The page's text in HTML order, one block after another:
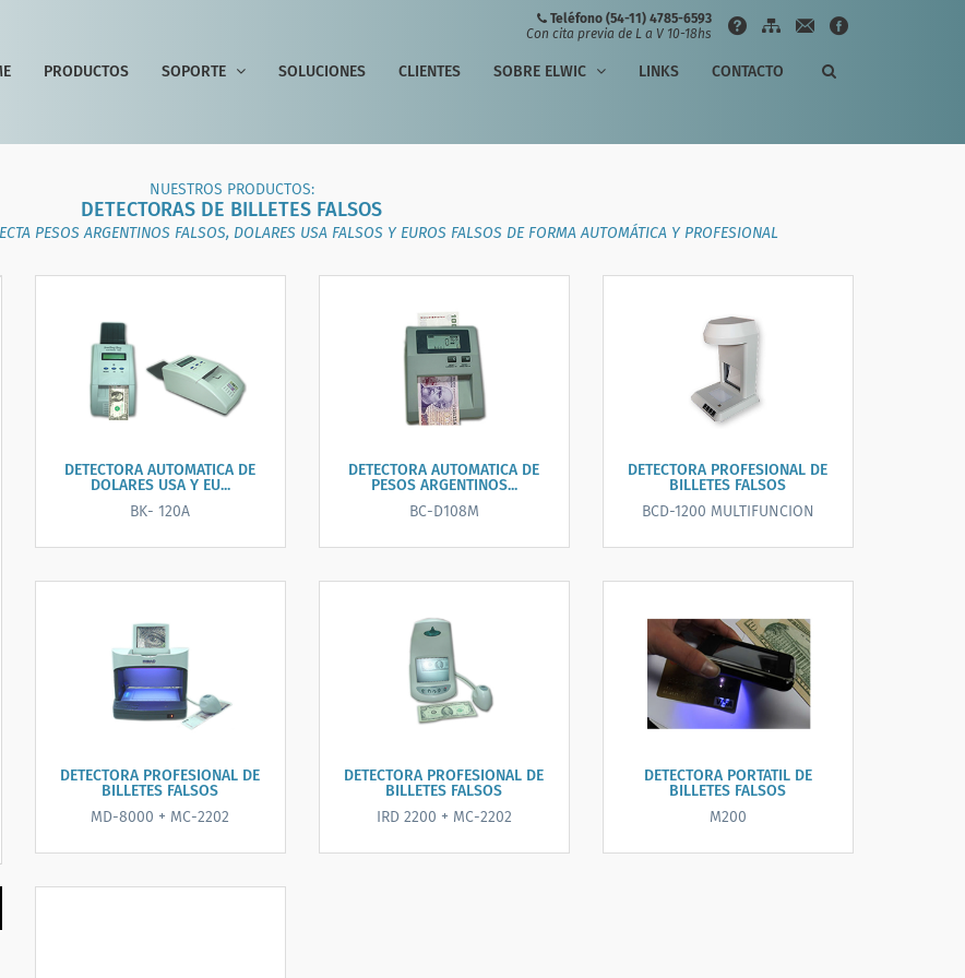
Teléfono (54-11) 4785-6593
Con cita previa de L a V 10-18hs
PRODUCTOS SOPORTE SOLUCIONES CLIENTES SOBRE ELWIC LINKS CONTACTO
NUESTROS PRODUCTOS:
DETECTORAS DE BILLETES FALSOS
PESOS ARGENTINOS FALSOS, DOLARES USA FALSOS Y EUROS FALSOS DE FORMA AUTOMÁTICA Y PROFESIONAL
DETECTORA AUTOMATICA DE
DOLARES USA Y EU...
BK- 120A
DETECTORA AUTOMATICA DE
PESOS ARGENTINOS...
BC-D108M
DETECTORA PROFESIONAL DE
BILLETES FALSOS
BCD-1200 MULTIFUNCION
DETECTORA PROFESIONAL DE
BILLETES FALSOS
MD-8000 + MC-2202
DETECTORA PROFESIONAL DE
BILLETES FALSOS
IRD 2200 + MC-2202
DETECTORA PORTATIL DE
BILLETES FALSOS
M200